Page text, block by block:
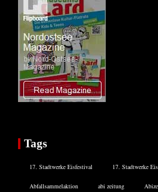
Tags
17. Stadtwerke Eisfestival 17. Stadtwerke
Abfallsammelaktion abi zeitung